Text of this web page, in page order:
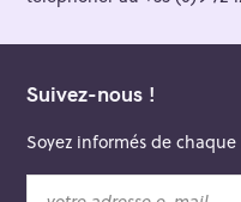
Suivez-nous !
Soyez informés de